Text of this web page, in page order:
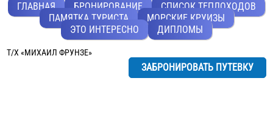
ГЛАВНАЯ БРОНИРОВАНИЕ
СПИСОК ТЕПЛОХОДОВ
ПАМЯТКА ТУРИСТА
МОРСКИЕ КРУИЗЫ
ЭТО ИНТЕРЕСНО
ДИПЛОМЫ
Т/Х «МИХАИЛ ФРУНЗЕ»
ЗАБРОНИРОВАТЬ ПУТЕВКУ